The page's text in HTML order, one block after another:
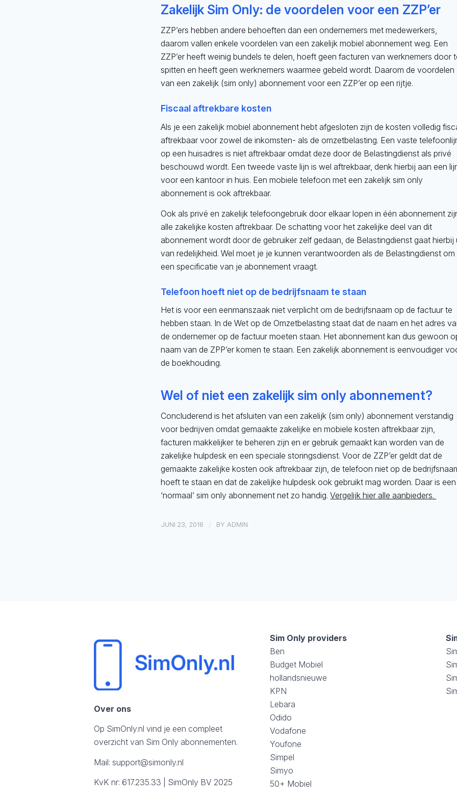
Zakelijk Sim Only: de voordelen voor een ZZP’er
ZZP’ers hebben andere behoeften dan een ondernemers met medewerkers,
daarom vallen enkele voordelen van een zakelijk mobiel abonnement weg. Een
ZZP’er heeft weinig bundels te delen, hoeft geen facturen van werknemers door
spitten en heeft geen werknemers waarmee gebeld wordt. Daarom de voordelen
van een zakelijk (sim only) abonnement voor een ZZP’er op een rijtje.
Fiscaal aftrekbare kosten
Als je een zakelijk mobiel abonnement hebt afgesloten zijn de kosten volledig
aftrekbaar voor zowel de inkomsten- als de omzetbelasting. Een vaste
op een huisadres is niet aftrekbaar omdat deze door de Belastingdienst als privé
beschouwd wordt. Een tweede vaste lijn is wel aftrekbaar, denk hierbij aan een
voor een kantoor in huis. Een mobiele telefoon met een zakelijk sim only
abonnement is ook aftrekbaar.
Ook als privé en zakelijk telefoongebruik door elkaar lopen in één abonnement
alle zakelijke kosten aftrekbaar. De schatting voor het zakelijke deel van dit
abonnement wordt door de gebruiker zelf gedaan, de Belastingdienst gaat hierbij
van redelijkheid. Wel moet je je kunnen verantwoorden als de Belastingdienst om
een specificatie van je abonnement vraagt.
Telefoon hoeft niet op de bedrijfsnaam te staan
Het is voor een eenmanszaak niet verplicht om de bedrijfsnaam op de factuur te
hebben staan. In de Wet op de Omzetbelasting staat dat de naam en het adres
de ondernemer op de factuur moeten staan. Het abonnement kan dus gewoon
naam van de ZPP’er komen te staan. Een zakelijk abonnement is eenvoudiger
de boekhouding.
Wel of niet een zakelijk sim only abonnement?
Concluderend is het afsluiten van een zakelijk (sim only) abonnement verstandig
voor bedrijven omdat gemaakte zakelijke en mobiele kosten aftrekbaar zijn,
facturen makkelijker te beheren zijn en er gebruik gemaakt kan worden van de
zakelijke hulpdesk en een speciale storingsdienst. Voor de ZZP’er geldt dat de
gemaakte zakelijke kosten ook aftrekbaar zijn, de telefoon niet op de
hoeft te staan en dat de zakelijke hulpdesk ook gebruikt mag worden. Daar is een
‘normaal’ sim only abonnement net zo handig.Vergelijk hier alle aanbieders.
JUNI 23, 2016 / BY ADMIN
Over ons
Op SimOnly.nl vind je een compleet
overzicht van Sim Only abonnementen.
Mail:support@simonly.nl
KvK nr: 617.235.33 | SimOnly BV 2025
Sim Only providers
Ben
Budget Mobiel
hollandsnieuwe
KPN
Lebara
Odido
Vodafone
Youfone
Simpel
Simyo
50+ Mobiel